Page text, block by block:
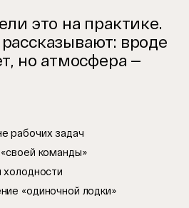
это на практике.
вроде
но атмосфера —
рабочих задач
команды»
холодности
«одиночной лодки»